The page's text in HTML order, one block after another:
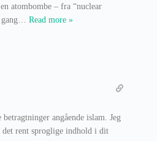
atombombe – fra “nuclear
… Read more »
angående islam. Jeg
rent sproglige indhold i dit